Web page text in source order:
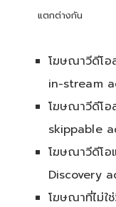
แตกต่างกัน
โฆษณาวีดีโอ
in-stream
โฆษณาวีดีโอ
skippable
โฆษณาวีดีโอ
Discovery
โฆษณาที่ไม่ใ